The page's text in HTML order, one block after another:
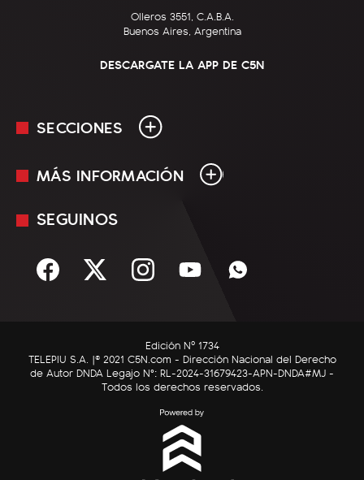
Olleros 3551, C.A.B.A.
Buenos Aires, Argentina
DESCARGATE LA APP DE C5N
SECCIONES
En Vivo
Sociedad
C5N Autos
RatingCero
MÁS INFORMACIÓN
Mediakit
Términos y condiciones
SEGUINOS
Edición Nº 1734
TELEPIU S.A. |© 2021 C5N.com - Dirección Nacional del Derecho
de Autor DNDA Legajo N°: RL-2024-31679423-APN-DNDA#MJ -
Todos los derechos reservados.